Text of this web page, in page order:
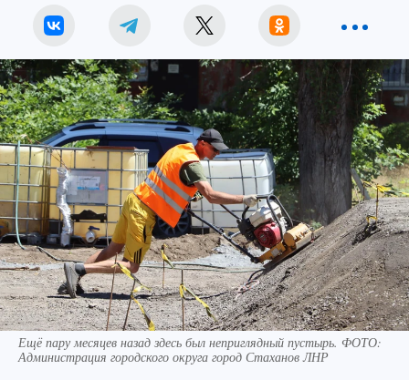
Ещё пару месяцев назад здесь был неприглядный пустырь. ФОТО:
Администрация городского округа город Стаханов ЛНР